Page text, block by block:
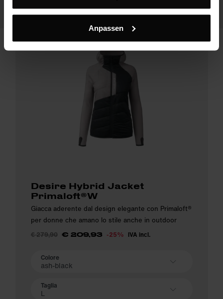
Anpassen
Desire Hybrid Jacket
Primaloft®W
Giacca aderente dal design elegante con Primaloft®
per donne che amano lo stile anche in outdoor
€ 279,90 € 209,93 -25% IVA incl.
Colore
ash-black
Taglia
L